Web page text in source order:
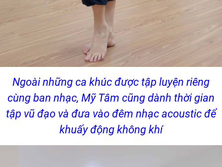
Ngoài những ca khúc được tập luyện riêng
cùng ban nhạc, Mỹ Tâm cũng dành thời gian
tập vũ đạo và đưa vào đêm nhạc acoustic để
khuấy động không khí